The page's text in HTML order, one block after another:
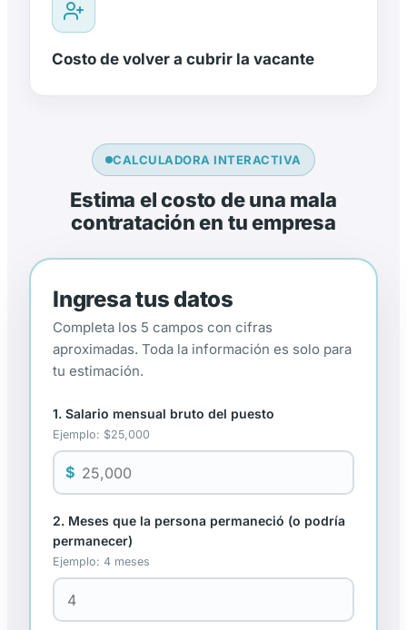
Costo de volver a cubrir la vacante
CALCULADORA INTERACTIVA
Estima el costo de una mala
contratación en tu empresa
Ingresa tus datos
Completa los 5 campos con cifras
aproximadas. Toda la información es solo para
tu estimación.
1. Salario mensual bruto del puesto
Ejemplo: $25,000
$
2. Meses que la persona permaneció (o podría
permanecer)
Ejemplo: 4 meses